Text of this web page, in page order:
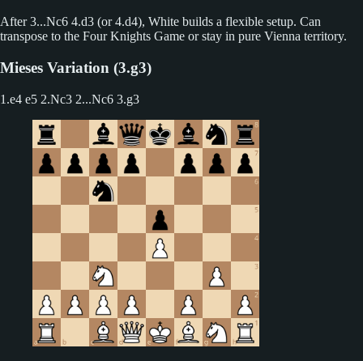
After 3...Nc6 4.d3 (or 4.d4), White builds a flexible setup. Can
transpose to the Four Knights Game or stay in pure Vienna territory.
Mieses Variation (3.g3)
1.e4 e5 2.Nc3 2...Nc6 3.g3